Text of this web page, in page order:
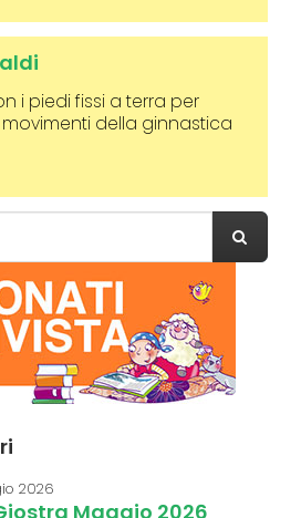
i piedi fissi a terra per
movimenti della ginnastica
2026
Maggio 2026